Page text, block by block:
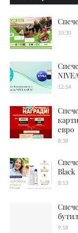
10:30
12:54
евро
8:38
Black
8:13
9:18